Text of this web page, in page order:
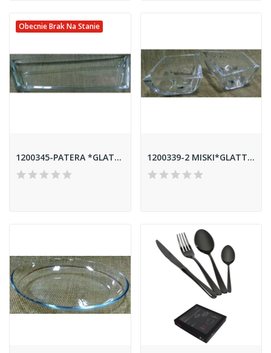
Obecnie Brak Na Stanie
1200345-PATERA *GLATT* 43CM 1200339-2 MISKI*GLATT*11CM NIS